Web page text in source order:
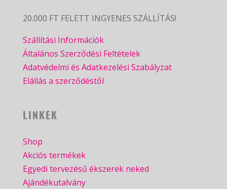
20.000 FT FELETT INGYENES SZÁLLÍTÁS!
Szállítási Információk
Általános Szerződési Feltételek
Adatvédelmi és Adatkezelési Szabályzat
Elállás a szerződéstől
LINKEK
Shop
Akciós termékek
Egyedi tervezésű ékszerek neked
Ajándékutalvány